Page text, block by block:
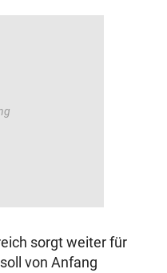
sorgt weiter für
von Anfang